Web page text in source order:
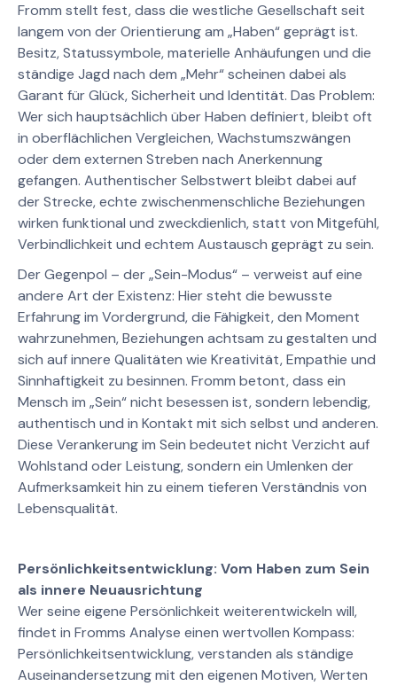
Fromm stellt fest, dass die westliche Gesellschaft seit
langem von der Orientierung am „Haben“ geprägt ist.
Besitz, Statussymbole, materielle Anhäufungen und die
ständige Jagd nach dem „Mehr“ scheinen dabei als
Garant für Glück, Sicherheit und Identität. Das Problem:
Wer sich hauptsächlich über Haben definiert, bleibt oft
in oberflächlichen Vergleichen, Wachstumszwängen
oder dem externen Streben nach Anerkennung
gefangen. Authentischer Selbstwert bleibt dabei auf
der Strecke, echte zwischenmenschliche Beziehungen
wirken funktional und zweckdienlich, statt von Mitgefühl,
Verbindlichkeit und echtem Austausch geprägt zu sein.
Der Gegenpol – der „Sein-Modus“ – verweist auf eine
andere Art der Existenz: Hier steht die bewusste
Erfahrung im Vordergrund, die Fähigkeit, den Moment
wahrzunehmen, Beziehungen achtsam zu gestalten und
sich auf innere Qualitäten wie Kreativität, Empathie und
Sinnhaftigkeit zu besinnen. Fromm betont, dass ein
Mensch im „Sein“ nicht besessen ist, sondern lebendig,
authentisch und in Kontakt mit sich selbst und anderen.
Diese Verankerung im Sein bedeutet nicht Verzicht auf
Wohlstand oder Leistung, sondern ein Umlenken der
Aufmerksamkeit hin zu einem tieferen Verständnis von
Lebensqualität.
Persönlichkeitsentwicklung: Vom Haben zum Sein
als innere Neuausrichtung
Wer seine eigene Persönlichkeit weiterentwickeln will,
findet in Fromms Analyse einen wertvollen Kompass:
Persönlichkeitsentwicklung, verstanden als ständige
Auseinandersetzung mit den eigenen Motiven, Werten